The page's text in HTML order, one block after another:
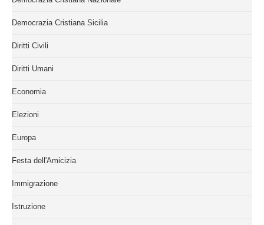
Democrazia Cristiana Sicilia
Diritti Civili
Diritti Umani
Economia
Elezioni
Europa
Festa dell'Amicizia
Immigrazione
Istruzione